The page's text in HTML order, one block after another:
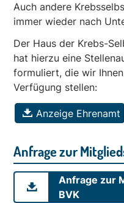
Auch andere
immer wieder nach
Der Haus der Krebs-
hat hierzu eine
formuliert, die wir
Verfügung stellen:
Anzeige Ehrenamt
Anfrage zur
Anfrage zur
BVK